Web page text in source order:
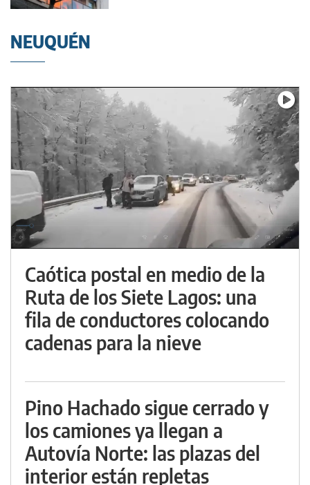
NEUQUÉN
Caótica postal en medio de la
Ruta de los Siete Lagos: una
fila de conductores colocando
cadenas para la nieve
Pino Hachado sigue cerrado y
los camiones ya llegan a
Autovía Norte: las plazas del
interior están repletas